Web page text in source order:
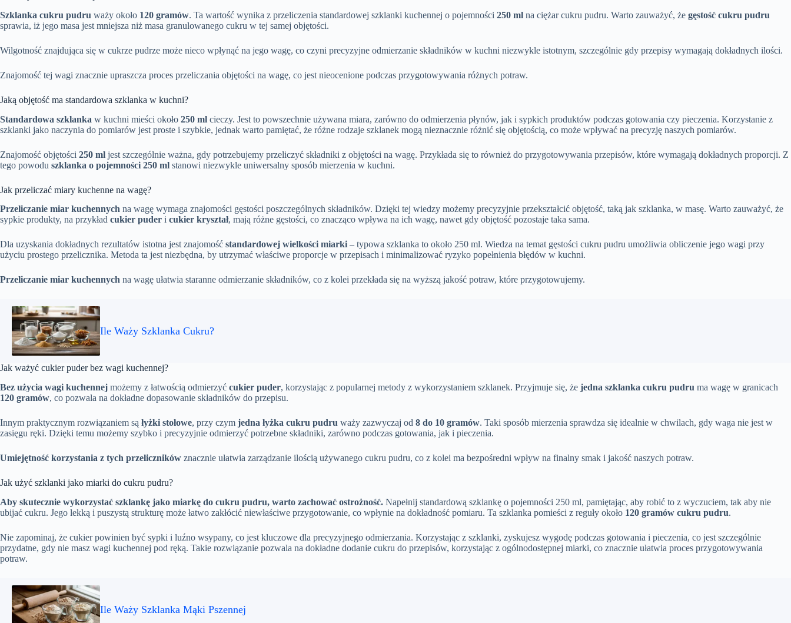
Szklanka cukru pudru waży około 120 gramów. Ta wartość wynika z przeliczenia standardowej szklanki kuchennej o pojemności 250 ml na ciężar cukru pudru. Warto zauważyć, że gęstość cukru pudru
sprawia, iż jego masa jest mniejsza niż masa granulowanego cukru w tej samej objętości.
Wilgotność znajdująca się w cukrze pudrze może nieco wpłynąć na jego wagę, co czyni precyzyjne odmierzanie składników w kuchni niezwykle istotnym, szczególnie gdy przepisy wymagają dokładnych ilości.
Znajomość tej wagi znacznie upraszcza proces przeliczania objętości na wagę, co jest nieocenione podczas przygotowywania różnych potraw.
Jaką objętość ma standardowa szklanka w kuchni?
Standardowa szklanka w kuchni mieści około 250 ml cieczy. Jest to powszechnie używana miara, zarówno do odmierzenia płynów, jak i sypkich produktów podczas gotowania czy pieczenia. Korzystanie z
szklanki jako naczynia do pomiarów jest proste i szybkie, jednak warto pamiętać, że różne rodzaje szklanek mogą nieznacznie różnić się objętością, co może wpływać na precyzję naszych pomiarów.
Znajomość objętości 250 ml jest szczególnie ważna, gdy potrzebujemy przeliczyć składniki z objętości na wagę. Przykłada się to również do przygotowywania przepisów, które wymagają dokładnych proporcji. Z
tego powodu szklanka o pojemności 250 ml stanowi niezwykle uniwersalny sposób mierzenia w kuchni.
Jak przeliczać miary kuchenne na wagę?
Przeliczanie miar kuchennych na wagę wymaga znajomości gęstości poszczególnych składników. Dzięki tej wiedzy możemy precyzyjnie przekształcić objętość, taką jak szklanka, w masę. Warto zauważyć, że
sypkie produkty, na przykład cukier puder i cukier kryształ, mają różne gęstości, co znacząco wpływa na ich wagę, nawet gdy objętość pozostaje taka sama.
Dla uzyskania dokładnych rezultatów istotna jest znajomość standardowej wielkości miarki – typowa szklanka to około 250 ml. Wiedza na temat gęstości cukru pudru umożliwia obliczenie jego wagi przy
użyciu prostego przelicznika. Metoda ta jest niezbędna, by utrzymać właściwe proporcje w przepisach i minimalizować ryzyko popełnienia błędów w kuchni.
Przeliczanie miar kuchennych na wagę ułatwia staranne odmierzanie składników, co z kolei przekłada się na wyższą jakość potraw, które przygotowujemy.
Ile Waży Szklanka Cukru?
Jak ważyć cukier puder bez wagi kuchennej?
Bez użycia wagi kuchennej możemy z łatwością odmierzyć cukier puder, korzystając z popularnej metody z wykorzystaniem szklanek. Przyjmuje się, że jedna szklanka cukru pudru ma wagę w granicach
120 gramów, co pozwala na dokładne dopasowanie składników do przepisu.
Innym praktycznym rozwiązaniem są łyżki stołowe, przy czym jedna łyżka cukru pudru waży zazwyczaj od 8 do 10 gramów. Taki sposób mierzenia sprawdza się idealnie w chwilach, gdy waga nie jest w
zasięgu ręki. Dzięki temu możemy szybko i precyzyjnie odmierzyć potrzebne składniki, zarówno podczas gotowania, jak i pieczenia.
Umiejętność korzystania z tych przeliczników znacznie ułatwia zarządzanie ilością używanego cukru pudru, co z kolei ma bezpośredni wpływ na finalny smak i jakość naszych potraw.
Jak użyć szklanki jako miarki do cukru pudru?
Aby skutecznie wykorzystać szklankę jako miarkę do cukru pudru, warto zachować ostrożność. Napełnij standardową szklankę o pojemności 250 ml, pamiętając, aby robić to z wyczuciem, tak aby nie
ubijać cukru. Jego lekką i puszystą strukturę może łatwo zakłócić niewłaściwe przygotowanie, co wpłynie na dokładność pomiaru. Ta szklanka pomieści z reguły około 120 gramów cukru pudru.
Nie zapominaj, że cukier powinien być sypki i luźno wsypany, co jest kluczowe dla precyzyjnego odmierzania. Korzystając z szklanki, zyskujesz wygodę podczas gotowania i pieczenia, co jest szczególnie
przydatne, gdy nie masz wagi kuchennej pod ręką. Takie rozwiązanie pozwala na dokładne dodanie cukru do przepisów, korzystając z ogólnodostępnej miarki, co znacznie ułatwia proces przygotowywania
potraw.
Ile Waży Szklanka Mąki Pszennej